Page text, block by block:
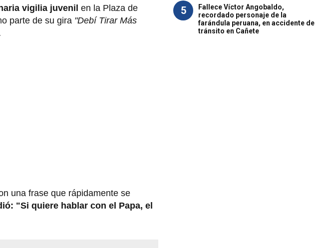
vigilia juvenil en la Plaza de
parte de su gira "Debí Tirar Más
una frase que rápidamente se
"Si quiere hablar con el Papa, el
5
Fallece Víctor Angobaldo,
recordado personaje de la
farándula peruana, en accidente de
tránsito en Cañete